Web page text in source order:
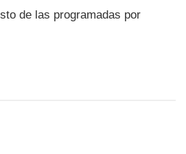
de las programadas por